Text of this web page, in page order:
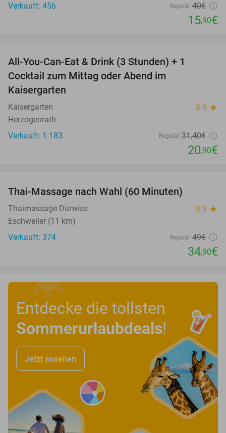
Verkauft: 456
Regulär 40€
15,90€
All-You-Can-Eat & Drink (3 Stunden) + 1
Cocktail zum Mittag oder Abend im
Kaisergarten
Kaisergarten 8.9 star
Herzogenrath
Verkauft: 1.183
Regulär 31,40€
20,90€
Thai-Massage nach Wahl (60 Minuten)
Thaimassage Dürwiss 9.9 star
Eschweiler (11 km)
Verkauft: 374
Regulär 49€
34,90€
Entdecke die tollsten
Sommerurlaubdeals!
Jetzt ansehen